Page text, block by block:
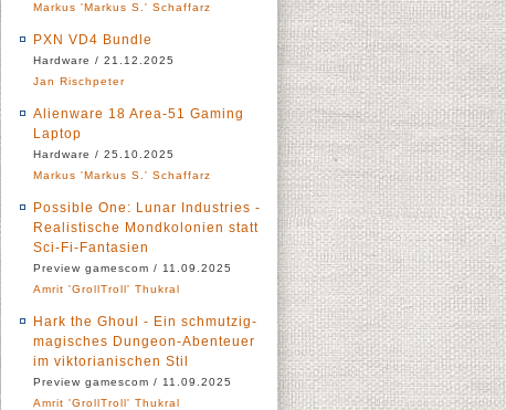
Markus 'Markus S.' Schaffarz
PXN VD4 Bundle
Hardware / 21.12.2025
Jan Rischpeter
Alienware 18 Area-51 Gaming
Laptop
Hardware / 25.10.2025
Markus 'Markus S.' Schaffarz
Possible One: Lunar Industries -
Realistische Mondkolonien statt
Sci-Fi-Fantasien
Preview gamescom / 11.09.2025
Amrit 'GrollTroll' Thukral
Hark the Ghoul - Ein schmutzig-
magisches Dungeon-Abenteuer
im viktorianischen Stil
Preview gamescom / 11.09.2025
Amrit 'GrollTroll' Thukral